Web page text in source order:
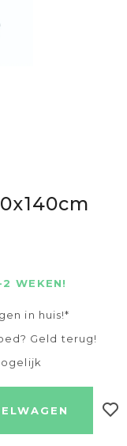
2 WEKEN!
in huis!*
Geld terug!